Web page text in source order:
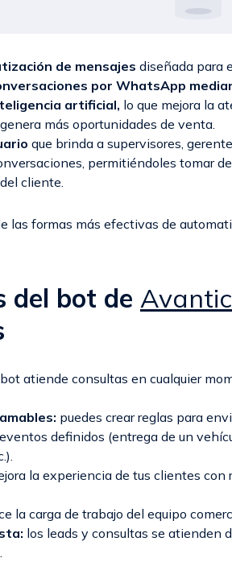
de mensajes diseñada para
por WhatsApp
artificial, lo que mejora la
más oportunidades de venta.
que brinda a supervisores,
permitiéndoles tomar
cliente.
las formas más efectivas de
del bot de Avantic
atiende consultas en cualquier
puedes crear reglas para
definidos (entrega de un
la experiencia de tus clientes con
la carga de trabajo del equipo
los leads y consultas se atienden